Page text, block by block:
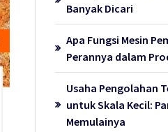
Banyak Dicari
Apa Fungsi Mesin
Perannya dalam
Usaha Pengolahan
untuk Skala Kecil:
Memulainya